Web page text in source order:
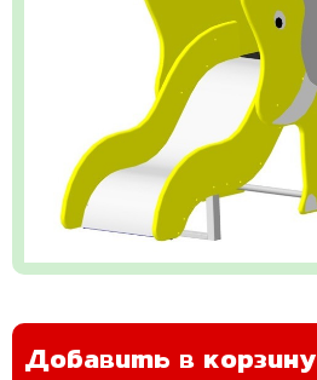
Добавить в корзину